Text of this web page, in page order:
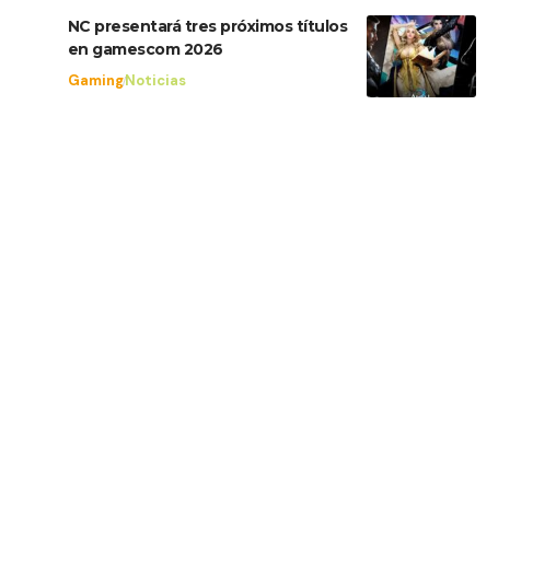
NC presentará tres próximos títulos
en gamescom 2026
GamingNoticias